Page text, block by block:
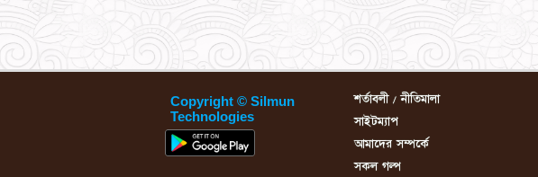
Copyright © Silmun
Technologies
শর্তাবলী / নীতিমালা
সাইটম্যাপ
আমাদের সম্পর্কে
সকল গল্প